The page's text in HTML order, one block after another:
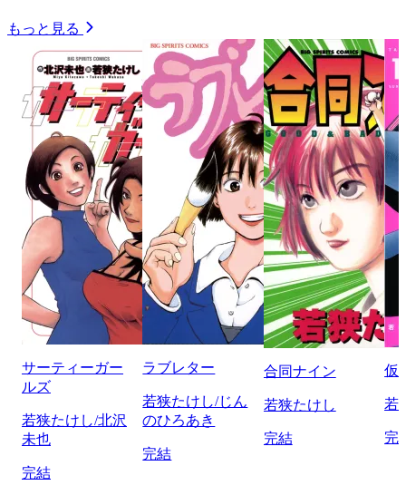
もっと見る
サーティーガー
ルズ
若狭たけし/北沢
未也
完結
ラブレター
若狭たけし/じん
のひろあき
完結
合同ナイン
若狭たけし
完結
仮
若
完